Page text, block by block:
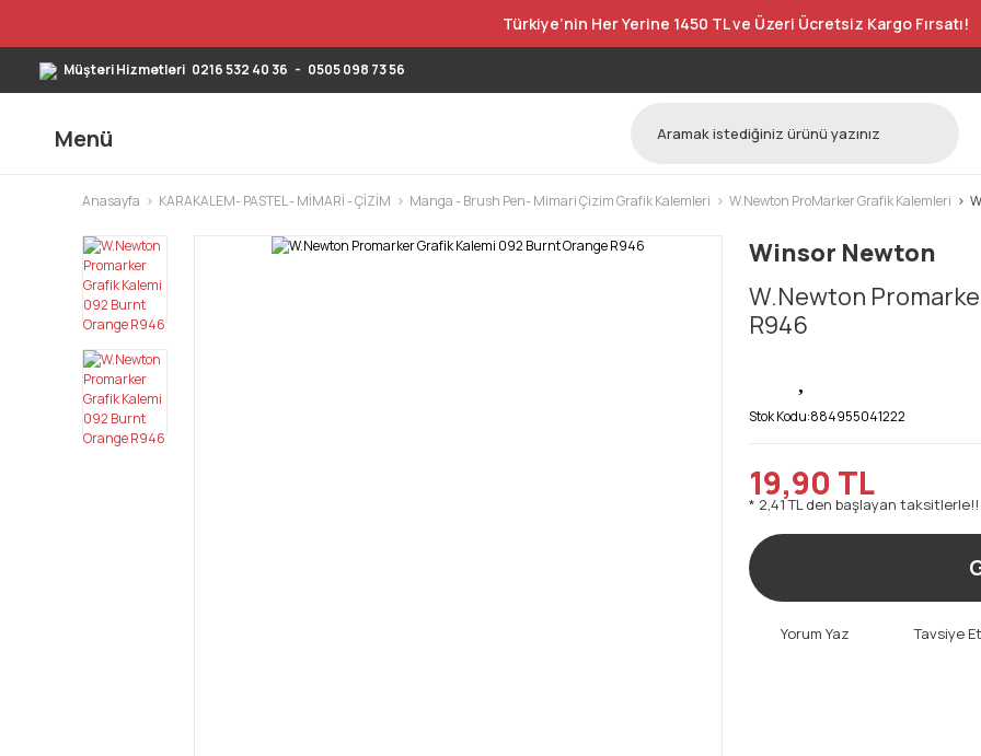
Türkiye’nin Her Yerine 1450 TL ve Üzeri Ücretsiz Kargo Fırsatı!
Müşteri Hizmetleri 0216 532 40 36 - 0505 098 73 56
Menü
Anasayfa KARAKALEM- PASTEL - MİMARİ - ÇİZİM Manga - Brush Pen- Mimari Çizim Grafik Kalemleri W.Newton ProMarker Grafik Kalemleri
Winsor Newton
W.Newton
R946
Stok Kodu:884955041222
19,90 TL
* 2,41 TL den başlayan taksitlerle!!
Yorum Yaz Tavsiye Et